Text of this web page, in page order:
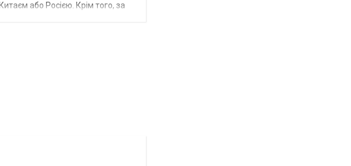
або Росією. Крім того, за